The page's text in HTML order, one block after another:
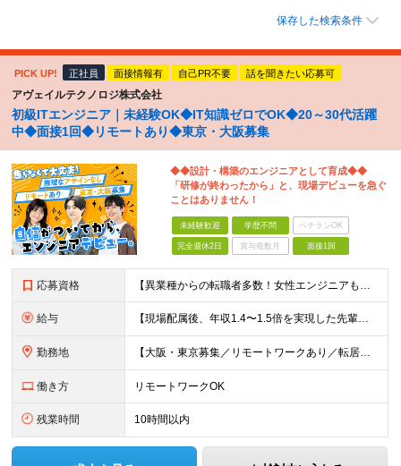
保存した検索条件
PICK UP! 正社員 面接情報有 自己PR不要 話を聞きたい応募可
アヴェイルテクノロジ株式会社
初級ITエンジニア｜未経験OK◆IT知識ゼロでOK◆20～30代活躍
中◆面接1回◆リモートあり◆東京・大阪募集
◆◆設計・構築のエンジニアとして育成◆◆
「研修が終わったから」と、現場デビューを急ぐ
ことはありません！
未経験歓迎 学歴不問 ベテランOK
完全週休2日 賞与複数月 面接1回
応募資格 【異業種からの転職者多数！女性エンジニアも活躍中】 ◆学歴不問 ◆未経験OK ≪こんな方を歓迎しています≫ ◎未経験から成長できる環境で活躍したい方 ◎大学やスクールでIT系のスキルを学んだことのあ
給与 【現場配属後、年収1.4〜1.5倍を実現した先輩も！残業代全額支給】 ◆給与は経験やスキルに応じて決定します ◆年俸制250万円～350万円（1/12を月々支給） ≪年収UPの例≫ ◎飲食業からのキ
勤務地 【大阪・東京募集／リモートワークあり／転居を伴う転勤なし】 東京本社、大阪事務所、または東京23区内・関西（大阪・兵庫）の各クライアント先勤務 ◆入社後、約1年間はクライアント先ではなく 自社内（東
働き方 リモートワークOK
残業時間 10時間以内